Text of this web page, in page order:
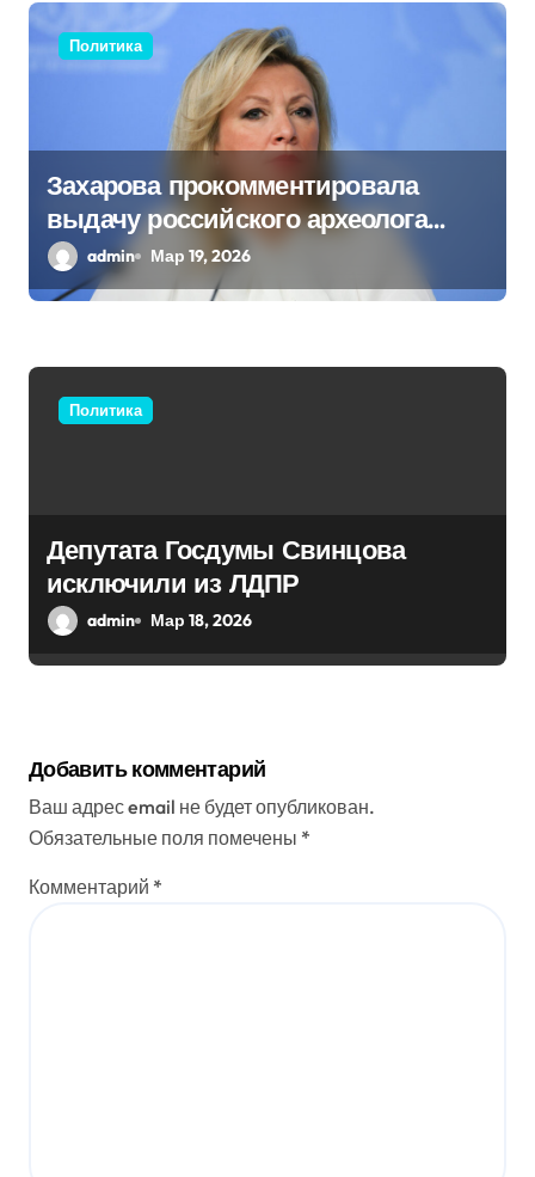
я
м
Политика
Захарова прокомментировала
выдачу российского археолога
Бутягина Украине
admin Мар 19, 2026
Политика
Депутата Госдумы Свинцова
исключили из ЛДПР
admin Мар 18, 2026
Добавить комментарий
Ваш адрес email не будет опубликован.
Обязательные поля помечены *
Комментарий *